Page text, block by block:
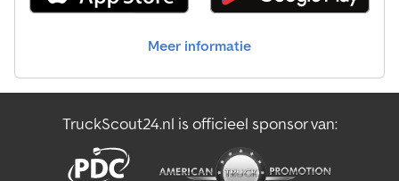
Meer informatie
TruckScout24.nl is officieel sponsor van: